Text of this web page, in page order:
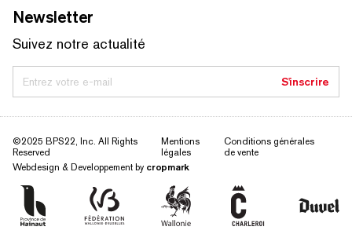
Newsletter
Suivez notre actualité
Entrez votre e-mail S'inscrire
©2025 BPS22, Inc. All Rights
Reserved
Mentions
légales
Conditions générales
de vente
Webdesign & Developpement by cropmark